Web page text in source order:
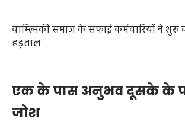
वाम्ल्मिकी समाज के सफाई कर्मचारियों ने शुरू
हड़ताल
एक के पास अनुभव दूसके के
जोश